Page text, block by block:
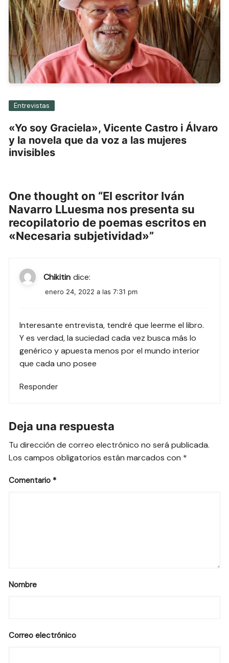
Entrevistas
«Yo soy Graciela», Vicente Castro i Álvaro
y la novela que da voz a las mujeres
invisibles
One thought on “El escritor Iván
Navarro LLuesma nos presenta su
recopilatorio de poemas escritos en
«Necesaria subjetividad»”
Chikitin dice:
enero 24, 2022 a las 7:31 pm
Interesante entrevista, tendré que leerme el libro.
Y es verdad, la suciedad cada vez busca más lo
genérico y apuesta menos por el mundo interior
que cada uno posee
Responder
Deja una respuesta
Tu dirección de correo electrónico no será publicada.
Los campos obligatorios están marcados con *
Comentario *
Nombre
Correo electrónico